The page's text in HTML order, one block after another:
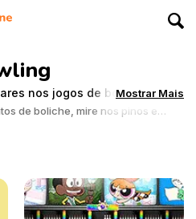
nos jogos de boliche no
de boliche, mire nos pinos e
Mostrar Mais